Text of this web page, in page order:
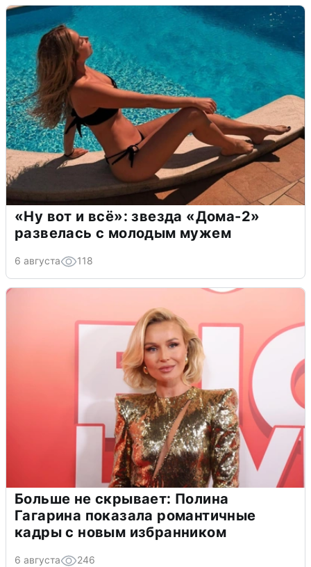
«Ну вот и всё»: звезда «Дома-2»
развелась с молодым мужем
6 августа 118
Больше не скрывает: Полина
Гагарина показала романтичные
кадры с новым избранником
6 августа 246